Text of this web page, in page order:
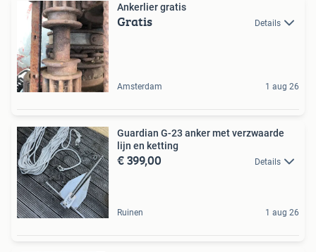
Ankerlier gratis
Gratis Details
Amsterdam 1 aug 26
Guardian G-23 anker met verzwaarde
lijn en ketting
€ 399,00 Details
Ruinen 1 aug 26